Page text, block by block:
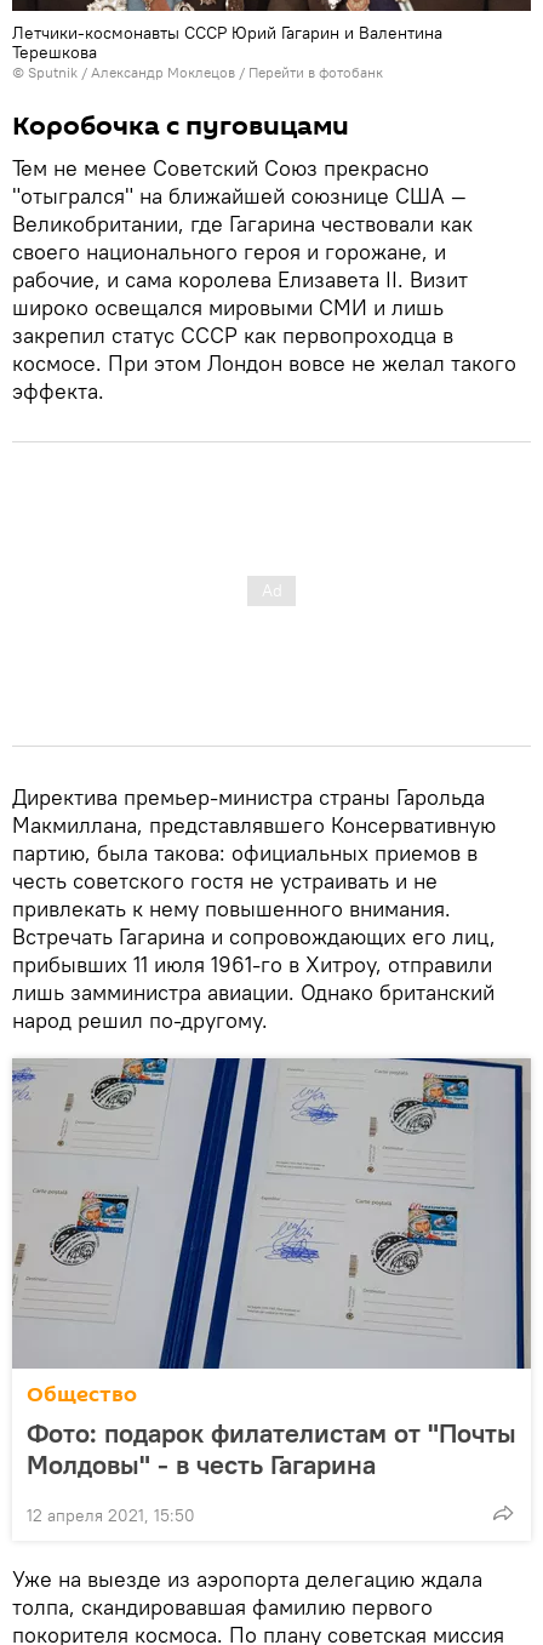
Летчики-космонавты СССР Юрий Гагарин и Валентина
Терешкова
© Sputnik / Александр Моклецов / Перейти в фотобанк
Коробочка с пуговицами
Тем не менее Советский Союз прекрасно
"отыгрался" на ближайшей союзнице США —
Великобритании, где Гагарина чествовали как
своего национального героя и горожане, и
рабочие, и сама королева Елизавета II. Визит
широко освещался мировыми СМИ и лишь
закрепил статус СССР как первопроходца в
космосе. При этом Лондон вовсе не желал такого
эффекта.
Директива премьер-министра страны Гарольда
Макмиллана, представлявшего Консервативную
партию, была такова: официальных приемов в
честь советского гостя не устраивать и не
привлекать к нему повышенного внимания.
Встречать Гагарина и сопровождающих его лиц,
прибывших 11 июля 1961-го в Хитроу, отправили
лишь замминистра авиации. Однако британский
народ решил по-другому.
Общество
Фото: подарок филателистам от "Почты
Молдовы" - в честь Гагарина
12 апреля 2021, 15:50
Уже на выезде из аэропорта делегацию ждала
толпа, скандировавшая фамилию первого
покорителя космоса. По плану советская миссия